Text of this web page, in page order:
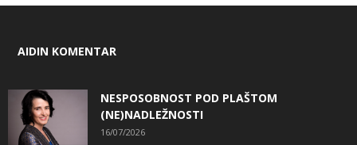
AIDIN KOMENTAR
NESPOSOBNOST POD PLAŠTOM
(NE)NADLEŽNOSTI
16/07/2026